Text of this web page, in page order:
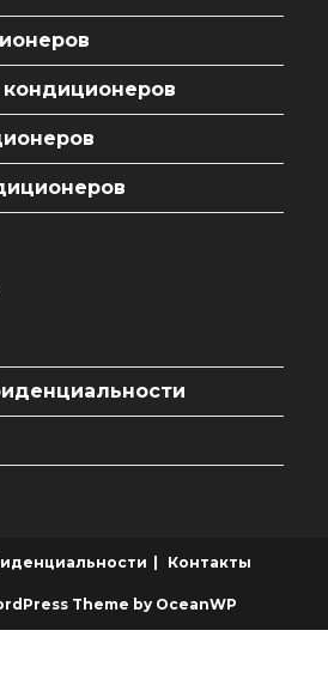
Контакты
Theme by OceanWP